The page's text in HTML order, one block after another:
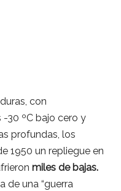
con
30 ºC bajo cero y
profundas, los
1950 un repliegue en
miles de bajas.
de una “guerra